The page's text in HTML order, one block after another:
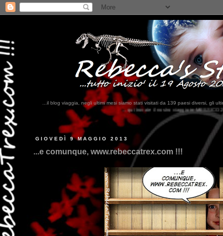
...il blog viaggia, negli ultimi mesi siamo stati visitati da 139 paesi diversi, gli
...qui trovate il nostro viaggio in MESSICO 2023... clikka qui !!!
GIOVEDÌ 9 MAGGIO 2013
...e comunque, www.rebeccatrex.com !!!